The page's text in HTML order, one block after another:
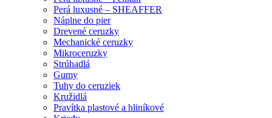
Perá luxusné – SHEAFFER
Náplne do pier
Drevené ceruzky
Mechanické ceruzky
Mikroceruzky
Strúhadlá
Gumy
Tuhy do ceruziek
Kružidlá
Pravítka plastové a hliníkové